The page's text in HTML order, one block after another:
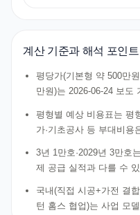
계산 기준과 해석 포인트
평당가(기본형 약 500만
만원)는 2026-06-24 보도
평형별 예상 비용표는 평
가·기초공사 등 부대비용
3년 1만호·2029년 3만호
제 공급 실적과 다를 수 있
국내(직접 시공+가전 결
턴 홈스 협업)는 사업 모